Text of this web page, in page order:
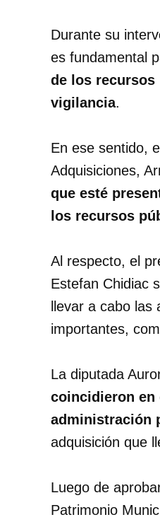
Durante su
es fundamental
de los recursos
vigilancia.
En ese sentido,
Adquisiciones,
que esté
los recursos
Al respecto, el
Estefan Chidiac
llevar a cabo
importantes,
La diputada
coincidieron en
administración
adquisición que
Luego de
Patrimonio